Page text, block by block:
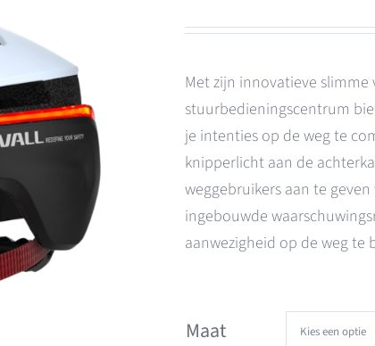
Met zijn innovatieve
stuurbedieningscentrum
je intenties op de weg te
knipperlicht aan de
weggebruikers aan te
ingebouwde
aanwezigheid op de weg te
Maat